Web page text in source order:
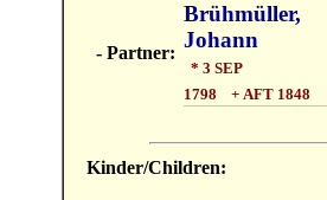
- Partner:
Brühmüller,
Johann
* 3 SEP
1798 + AFT 1848
Kinder/Children: